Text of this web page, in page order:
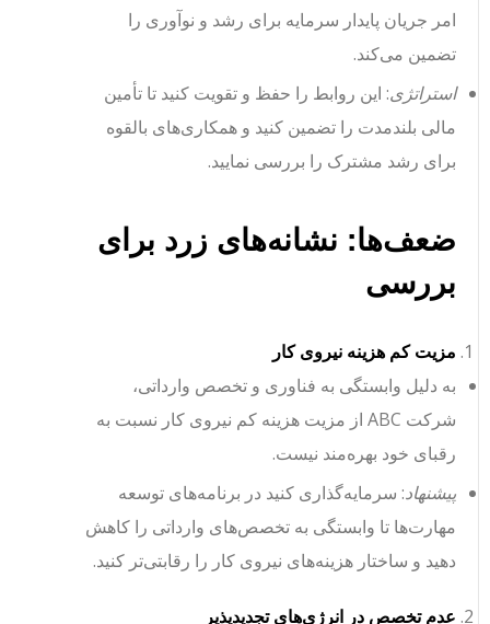
امر جریان پایدار سرمایه برای رشد و نوآوری را
تضمین می‌کند.
استراتژی: این روابط را حفظ و تقویت کنید تا تأمین
مالی بلندمدت را تضمین کنید و همکاری‌های بالقوه
برای رشد مشترک را بررسی نمایید.
ضعف‌ها: نشانه‌های زرد برای
بررسی
مزیت کم هزینه نیروی کار
به دلیل وابستگی به فناوری و تخصص وارداتی،
شرکت ABC از مزیت هزینه کم نیروی کار نسبت به
رقبای خود بهره‌مند نیست.
پیشنهاد: سرمایه‌گذاری کنید در برنامه‌های توسعه
مهارت‌ها تا وابستگی به تخصص‌های وارداتی را کاهش
دهید و ساختار هزینه‌های نیروی کار را رقابتی‌تر کنید.
عدم تخصص در انرژی‌های تجدیدپذیر